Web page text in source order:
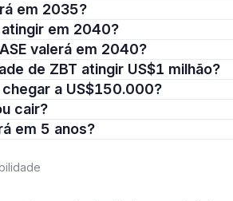
em 2035?
atingir em 2040?
valerá em 2040?
de ZBT atingir US$1 milhão?
chegar a US$150.000?
cair?
em 5 anos?